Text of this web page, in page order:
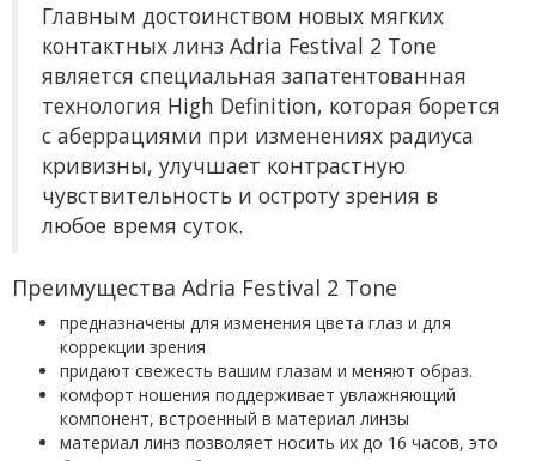
Главным достоинством новых мягких
контактных линз Adria Festival 2 Tone
является специальная запатентованная
технология High Definition, которая борется
с аберрациями при изменениях радиуса
кривизны, улучшает контрастную
чувствительность и остроту зрения в
любое время суток.
Преимущества Adria Festival 2 Tone
предназначены для изменения цвета глаз и для
коррекции зрения
придают свежесть вашим глазам и меняют образ.
комфорт ношения поддерживает увлажняющий
компонент, встроенный в материал линзы
материал линз позволяет носить их до 16 часов, это